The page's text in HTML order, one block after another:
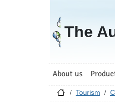
Go to homepage
The
About us
Tourism